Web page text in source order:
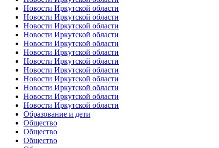
Новости Иркутской области
Новости Иркутской области
Новости Иркутской области
Новости Иркутской области
Новости Иркутской области
Новости Иркутской области
Новости Иркутской области
Новости Иркутской области
Новости Иркутской области
Новости Иркутской области
Новости Иркутской области
Новости Иркутской области
Образование и дети
Общество
Общество
Общество